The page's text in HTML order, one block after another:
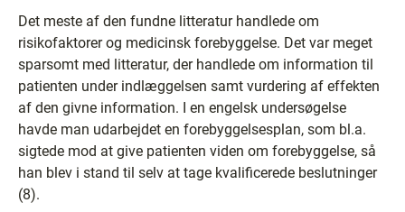
Det meste af den fundne litteratur handlede om
risikofaktorer og medicinsk forebyggelse. Det var meget
sparsomt med litteratur, der handlede om information til
patienten under indlæggelsen samt vurdering af effekten
af den givne information. I en engelsk undersøgelse
havde man udarbejdet en forebyggelsesplan, som bl.a.
sigtede mod at give patienten viden om forebyggelse, så
han blev i stand til selv at tage kvalificerede beslutninger
(8).